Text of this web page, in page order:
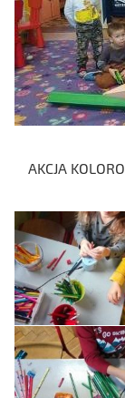
AKCJA